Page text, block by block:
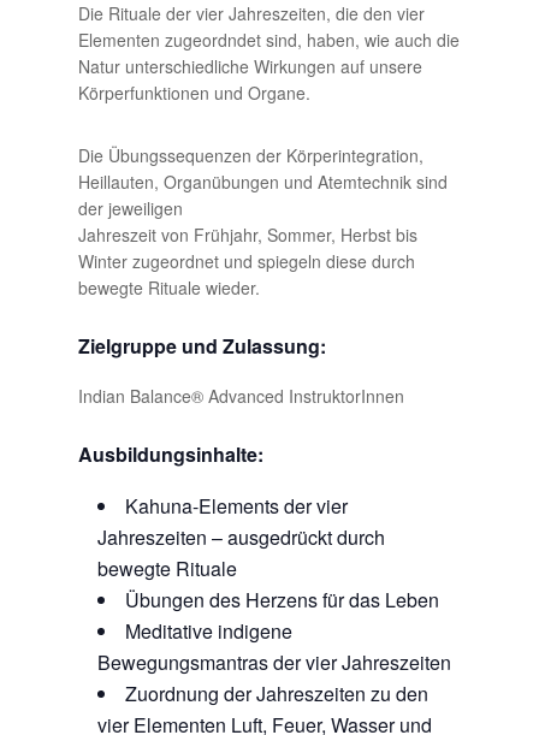
Die Rituale der vier Jahreszeiten, die den vier
Elementen zugeordndet sind, haben, wie auch die
Natur unterschiedliche Wirkungen auf unsere
Körperfunktionen und Organe.
Die Übungssequenzen der Körperintegration,
Heillauten, Organübungen und Atemtechnik sind
der jeweiligen
Jahreszeit von Frühjahr, Sommer, Herbst bis
Winter zugeordnet und spiegeln diese durch
bewegte Rituale wieder.
Zielgruppe und Zulassung:
Indian Balance® Advanced InstruktorInnen
Ausbildungsinhalte:
Kahuna-Elements der vier
Jahreszeiten – ausgedrückt durch
bewegte Rituale
Übungen des Herzens für das Leben
Meditative indigene
Bewegungsmantras der vier Jahreszeiten
Zuordnung der Jahreszeiten zu den
vier Elementen Luft, Feuer, Wasser und